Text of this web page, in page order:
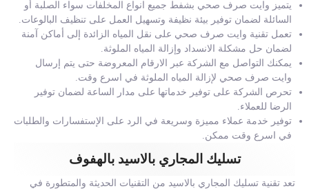
يتميز وايت صرف صحي بشفط جميع انواع المخلفات سواء الصلبة أو
السائلة لضمان توفير بيئة نظيفة وتسهيل العمل على تنظيف البالوعات.
تعمل تقنية وايت صرف صحي على نقل المياه الزائدة إلى أماكن آمنة
لضمان حل مشكلة الانسداد وإزالة المياه الملوثة.
يمكنك التواصل مع الشركة عبر الارقام المعروضة حتى يتم إرسال
وايت صرف صحي لإزالة المياه الملوثة في اسرع وقت.
تحرص الشركة على توفير خدماتها على مدار الساعة لضمان توفير
الرضا للعملاء.
توفير خدمة عملاء مميزة وسريعة في الرد على الإستفسارات والطلبات
في اسرع وقت ممكن.
تسليك المجاري بالاسيد بالهفوف
تعد تقنية تسليك المجاري بالاسيد من التقنيات الحديثة والمتطورة في